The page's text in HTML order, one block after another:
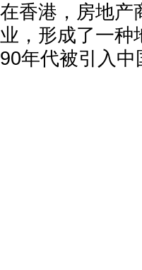
在香港，房地产
业，形成了一种
90年代被引入